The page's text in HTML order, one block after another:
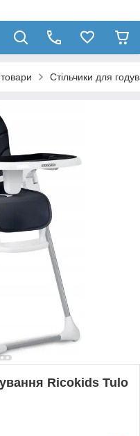
Стільчики для
Ricokids Tulo